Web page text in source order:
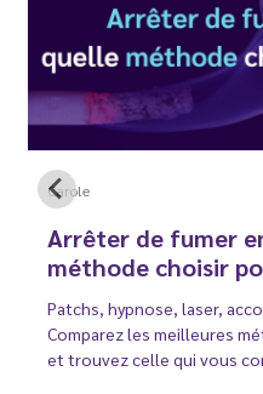
Carole
Arrêter de fumer
méthode choisir
Patchs, hypnose, laser,
Comparez les meilleures
et trouvez celle qui vous